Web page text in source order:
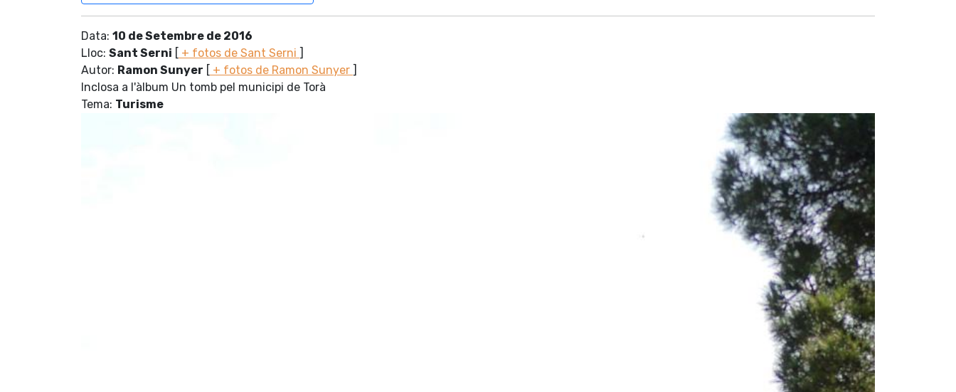
Data: 10 de Setembre de 2016
Lloc: Sant Serni [ + fotos de Sant Serni ]
Autor: Ramon Sunyer [ + fotos de Ramon Sunyer ]
Inclosa a l'àlbum Un tomb pel municipi de Torà
Tema: Turisme